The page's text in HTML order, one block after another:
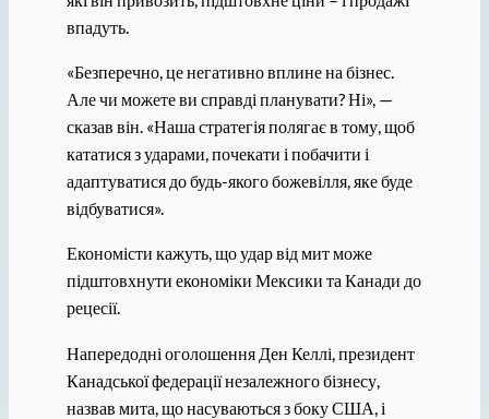
впадуть.
«Безперечно, це негативно вплине на бізнес.
Але чи можете ви справді планувати? Ні», —
сказав він. «Наша стратегія полягає в тому, щоб
кататися з ударами, почекати і побачити і
адаптуватися до будь-якого божевілля, яке буде
відбуватися».
Економісти кажуть, що удар від мит ​​може
підштовхнути економіки Мексики та Канади до
рецесії.
Напередодні оголошення Ден Келлі, президент
Канадської федерації незалежного бізнесу,
назвав мита, що насуваються з боку США, і